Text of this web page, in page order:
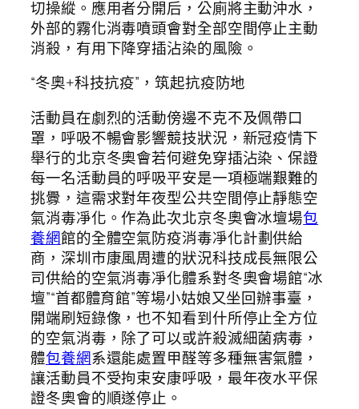
切操縱。應用者分開后，公廁將主動沖水，
外部的霧化消毒噴頭會對全部空間停止主動
消殺，有用下降穿插沾染的風險。
“冬奧+科技抗疫”，筑起抗疫防地
活動員在劇烈的活動傍邊不克不及佩帶口
罩，呼吸不暢會影響競技狀況，新冠疫情下
舉行的北京冬奧會若何避免穿插沾染、保證
每一名活動員的呼吸平安是一項極端艱難的
挑釁，這需求對年夜型公共空間停止靜態空
氣消毒凈化。作為此次北京冬奧會冰壇場包
養網館的全體空氣防疫消毒凈化計劃供給
商，深圳市康風周遭的狀況科技成長無限公
司供給的空氣消毒凈化體系對冬奧會場館“冰
壇”“首都體育館”等場小姑娘又坐回辦事臺，
開端刷短錄像，也不知看到什所停止全方位
的空氣消毒，除了可以或許殺滅細菌病毒，
體包養網系還能處置甲醛等多種無害氣體，
讓活動員不受拘束安康呼吸，最年夜水平保
證冬奧會的順遂停止。